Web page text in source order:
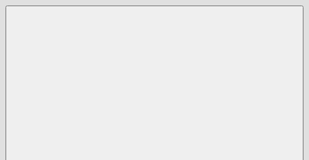
Zum